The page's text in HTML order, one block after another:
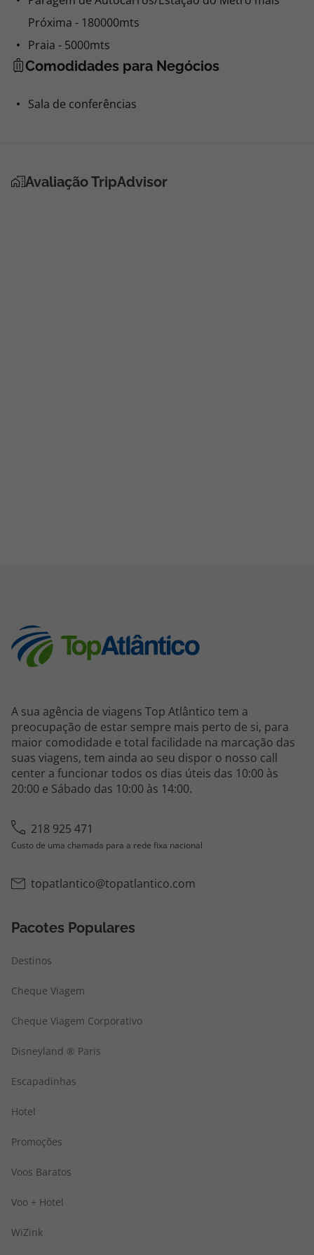
Próxima - 180000mts
Praia - 5000mts
Comodidades para Negócios
Sala de conferências
Avaliação TripAdvisor
A sua agência de viagens Top Atlântico tem a
preocupação de estar sempre mais perto de si, para
maior comodidade e total facilidade na marcação das
suas viagens, tem ainda ao seu dispor o nosso call
center a funcionar todos os dias úteis das 10:00 às
20:00 e Sábado das 10:00 às 14:00.
218 925 471
Custo de uma chamada para a rede fixa nacional
topatlantico@topatlantico.com
Pacotes Populares
Destinos
Cheque Viagem
Cheque Viagem Corporativo
Disneyland ® Paris
Escapadinhas
Hotel
Promoções
Voos Baratos
Voo + Hotel
WiZink